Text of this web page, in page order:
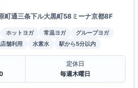
町通三条下ル大黒町58ミーナ京都8F
ホットヨガ 常温ヨガ
グループヨガ
舗利用 水素水 駅から5分以内
定休日
毎週木曜日